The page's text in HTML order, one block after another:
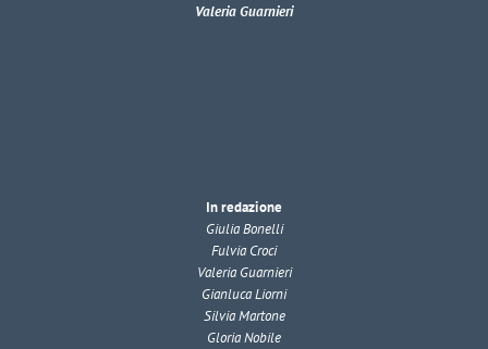
Valeria Guarnieri
In redazione
Giulia Bonelli
Fulvia Croci
Valeria Guarnieri
Gianluca Liorni
Silvia Martone
Gloria Nobile